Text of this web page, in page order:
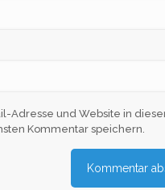
Adresse und Website in
Kommentar speichern.